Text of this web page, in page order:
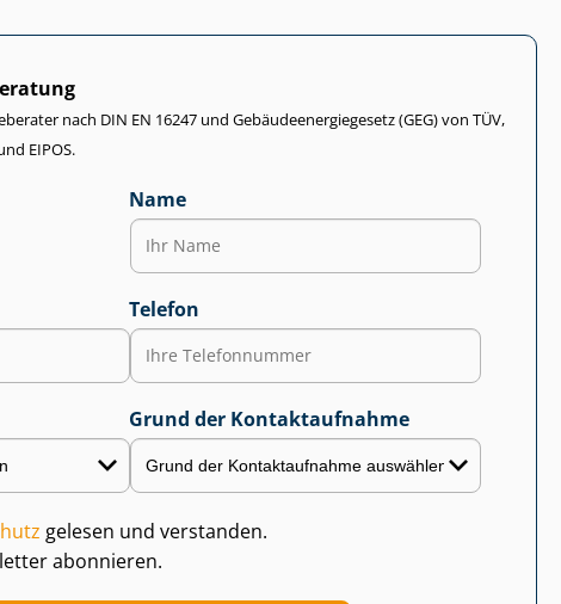
nach DIN EN 16247 und Ge­bäu­de­en­er­gie­ge­setz (GEG) von TÜV,
EIPOS.
Name
Telefon
Grund der Kontaktaufnahme
gelesen und verstanden.
abonnieren.